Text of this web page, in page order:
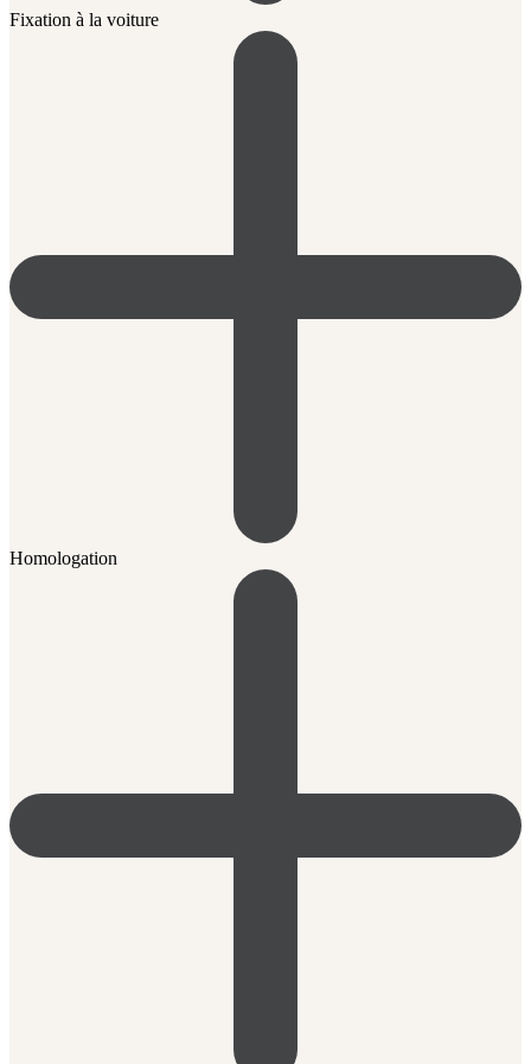
Fixation à la voiture
Homologation